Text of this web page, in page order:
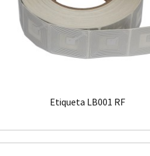
Etiqueta LB001 RF